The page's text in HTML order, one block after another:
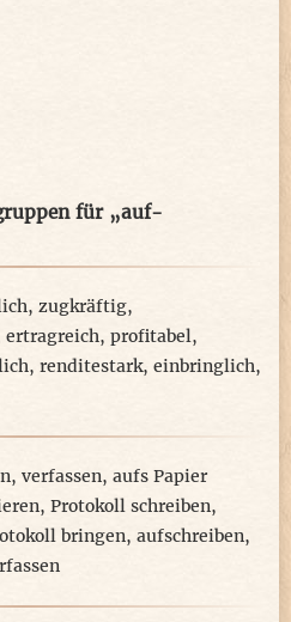
für „auf-
, zugkräftig,
ertragreich, profitabel,
, renditestark, einbringlich,
, verfassen, aufs Papier
, Protokoll schreiben,
bringen, aufschreiben,